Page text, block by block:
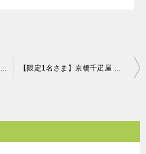
【限定3名さま】 MARLOW”春のギフトセット「紅白プリン＆ケーキセット」” 片付け110番プレゼントキャンペーン！！ 【限定1名さま】京橋千疋屋 アイスクリーム・シャーベットセット（9個入） 片付け110番プレゼントキャンペーン！！